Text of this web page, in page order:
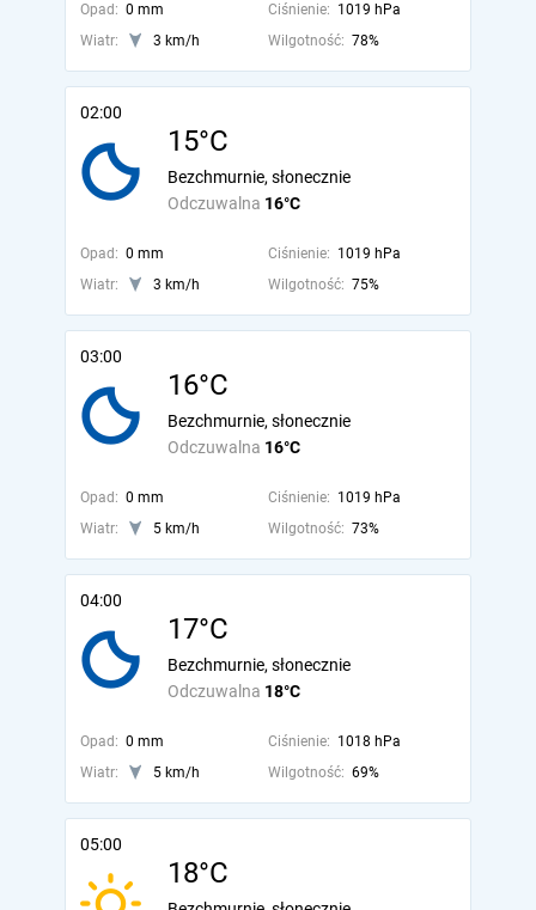
Opad: 0 mm Ciśnienie: 1019 hPa
Wiatr:
3 km/h Wilgotność: 78%
02:00
15°C
Odczuwalna 16°C
Bezchmurnie, słonecznie
Opad: 0 mm Ciśnienie: 1019 hPa
Wiatr:
3 km/h Wilgotność: 75%
03:00
16°C
Odczuwalna 16°C
Bezchmurnie, słonecznie
Opad: 0 mm Ciśnienie: 1019 hPa
Wiatr:
5 km/h Wilgotność: 73%
04:00
17°C
Odczuwalna 18°C
Bezchmurnie, słonecznie
Opad: 0 mm Ciśnienie: 1018 hPa
Wiatr:
5 km/h Wilgotność: 69%
05:00
18°C